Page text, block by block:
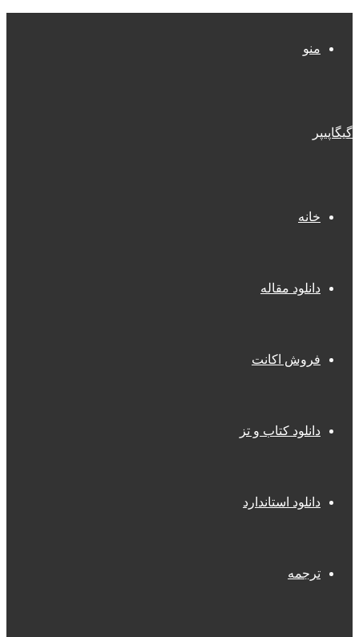
منو
گیگاپیپر
خانه
دانلود مقاله
فروش اکانت
دانلود کتاب و تز
دانلود استاندارد
ترجمه